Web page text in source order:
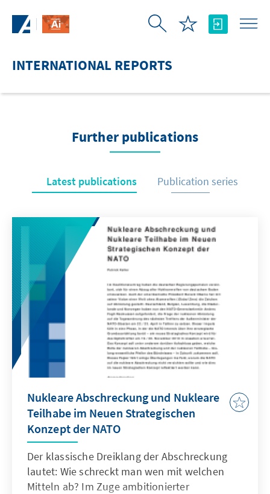
INTERNATIONAL REPORTS
Further publications
Latest publications Publication series
Nukleare Abschreckung und Nukleare
Teilhabe im Neuen Strategischen
Konzept der NATO
Der klassische Dreiklang der Abschreckung
lautet: Wie schreckt man wen mit welchen
Mitteln ab? Im Zuge ambitionierter